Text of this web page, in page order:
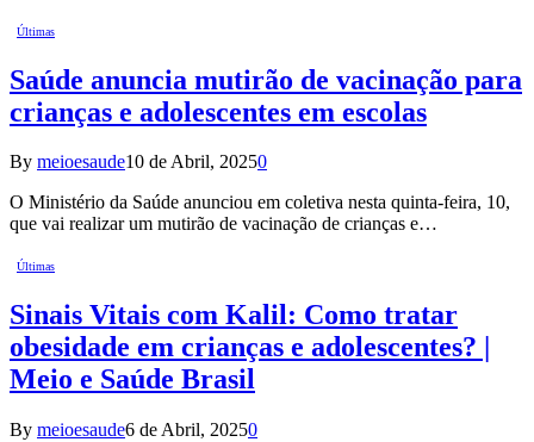
Últimas
Saúde anuncia mutirão de vacinação para
crianças e adolescentes em escolas
By meioesaude10 de Abril, 20250
O Ministério da Saúde anunciou em coletiva nesta quinta-feira, 10,
que vai realizar um mutirão de vacinação de crianças e…
Últimas
Sinais Vitais com Kalil: Como tratar
obesidade em crianças e adolescentes? |
Meio e Saúde Brasil
By meioesaude6 de Abril, 20250